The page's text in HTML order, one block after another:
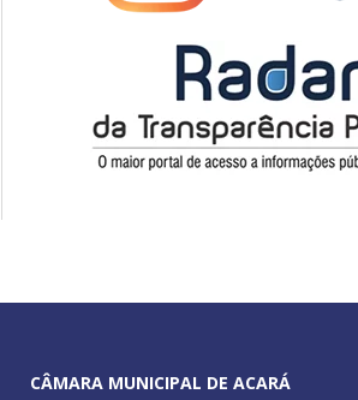
CÂMARA MUNICIPAL DE ACARÁ